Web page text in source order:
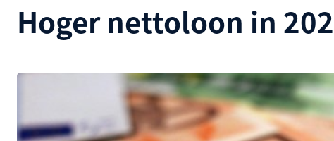
Hoger nettoloon in